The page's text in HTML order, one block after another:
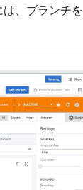
、ブランチを